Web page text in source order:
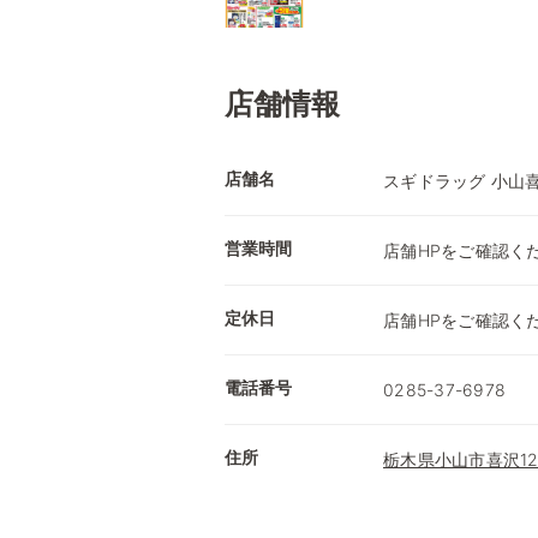
店舗情報
店舗名 スギドラッグ 小山
営業時間 店舗HPをご確認く
定休日 店舗HPをご確認く
電話番号 0285-37-6978
住所 栃木県小山市喜沢